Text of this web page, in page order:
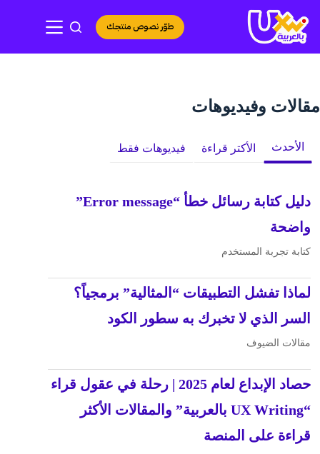
إلى
المحتوى
طوّر نصوص منتجك
مقالات وفيديوهات
الأحدث الأكتر قراءة فيديوهات فقط
دليل كتابة رسائل خطأ “Error message”
واضحة
كتابة تجربة المستخدم
لماذا تفشل التطبيقات “المثالية” برمجياً؟
السر الذي لا تخبرك به سطور الكود
مقالات الضيوف
حصاد الإبداع لعام 2025 | رحلة في عقول قراء
“UX Writing بالعربية” والمقالات الأكثر
قراءة على المنصة